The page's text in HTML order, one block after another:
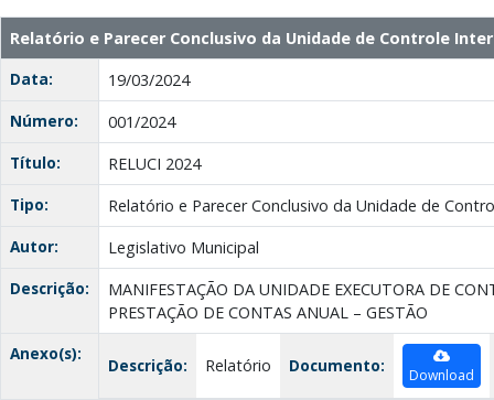
Relatório e Parecer Conclusivo da Unidade de Controle
Data:
19/03/2024
Número:
001/2024
Título:
RELUCI 2024
Tipo:
Relatório e Parecer Conclusivo da Unidade de
Autor:
Legislativo Municipal
Descrição:
MANIFESTAÇÃO DA UNIDADE EXECUTORA DE
PRESTAÇÃO DE CONTAS ANUAL – GESTÃO
Anexo(s):
Descrição: Relatório Documento: Download